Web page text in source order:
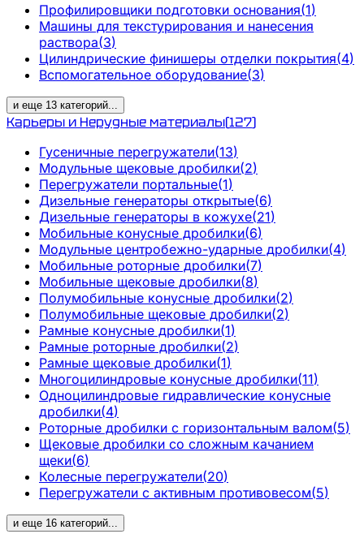
Профилировщики подготовки основания(1)
Машины для текстурирования и нанесения
раствора(3)
Цилиндрические финишеры отделки покрытия(4)
Вспомогательное оборудование(3)
и еще 13 категорий...
Карьеры и Нерудные материалы(127)
Гусеничные перегружатели(13)
Модульные щековые дробилки(2)
Перегружатели портальные(1)
Дизельные генераторы открытые(6)
Дизельные генераторы в кожухе(21)
Мобильные конусные дробилки(6)
Модульные центробежно-ударные дробилки(4)
Мобильные роторные дробилки(7)
Мобильные щековые дробилки(8)
Полумобильные конусные дробилки(2)
Полумобильные щековые дробилки(2)
Рамные конусные дробилки(1)
Рамные роторные дробилки(2)
Рамные щековые дробилки(1)
Многоцилиндровые конусные дробилки(11)
Одноцилиндровые гидравлические конусные
дробилки(4)
Роторные дробилки с горизонтальным валом(5)
Щековые дробилки со сложным качанием
щеки(6)
Колесные перегружатели(20)
Перегружатели с активным противовесом(5)
и еще 16 категорий...